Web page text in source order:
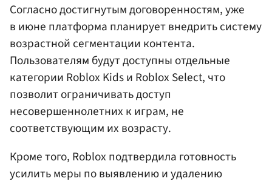
Согласно достигнутым договоренностям, уже
в июне платформа планирует внедрить систему
возрастной сегментации контента.
Пользователям будут доступны отдельные
категории Roblox Kids и Roblox Select, что
позволит ограничивать доступ
несовершеннолетних к играм, не
соответствующим их возрасту.
Кроме того, Roblox подтвердила готовность
усилить меры по выявлению и удалению